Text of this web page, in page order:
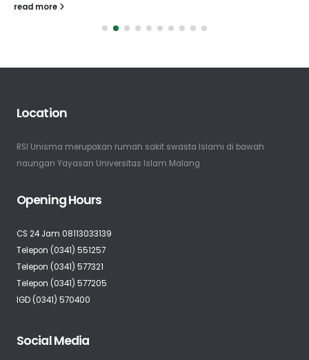
read more
Location
RSI Unisma merupakan rumah sakit swasta Islami di bawah
naungan Yayasan Universitas Islam Malang
Opening Hours
CS 24 Jam 08113033139
Telepon (0341) 551257
Telepon (0341) 577321
Telepon (0341) 577205
IGD (0341) 570400
Social Media